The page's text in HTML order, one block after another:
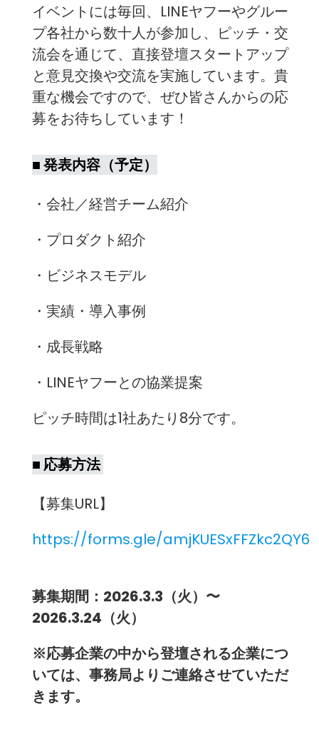
イベントには毎回、LINEヤフーやグルー
プ各社から数十人が参加し、ピッチ・交
流会を通じて、直接登壇スタートアップ
と意見交換や交流を実施しています。貴
重な機会ですので、ぜひ皆さんからの応
募をお待ちしています！
■ 発表内容（予定）
・会社／経営チーム紹介
・プロダクト紹介
・ビジネスモデル
・実績・導入事例
・成長戦略
・LINEヤフーとの協業提案
ピッチ時間は1社あたり8分です。
■ 応募方法
【募集URL】
https://forms.gle/amjKUESxFFZkc2QY6
募集期間：2026.3.3（火）〜
2026.3.24（火）
※応募企業の中から登壇される企業につ
いては、事務局よりご連絡させていただ
きます。